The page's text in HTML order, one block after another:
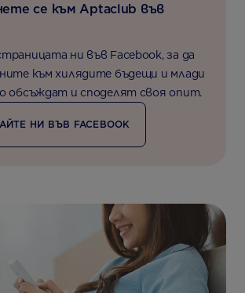
се към Aptaclub във
ни във Facebook, за да
към хилядите бъдещи и млади
обсъждат и споделят своя опит.
НИ ВЪВ FACEBOOK